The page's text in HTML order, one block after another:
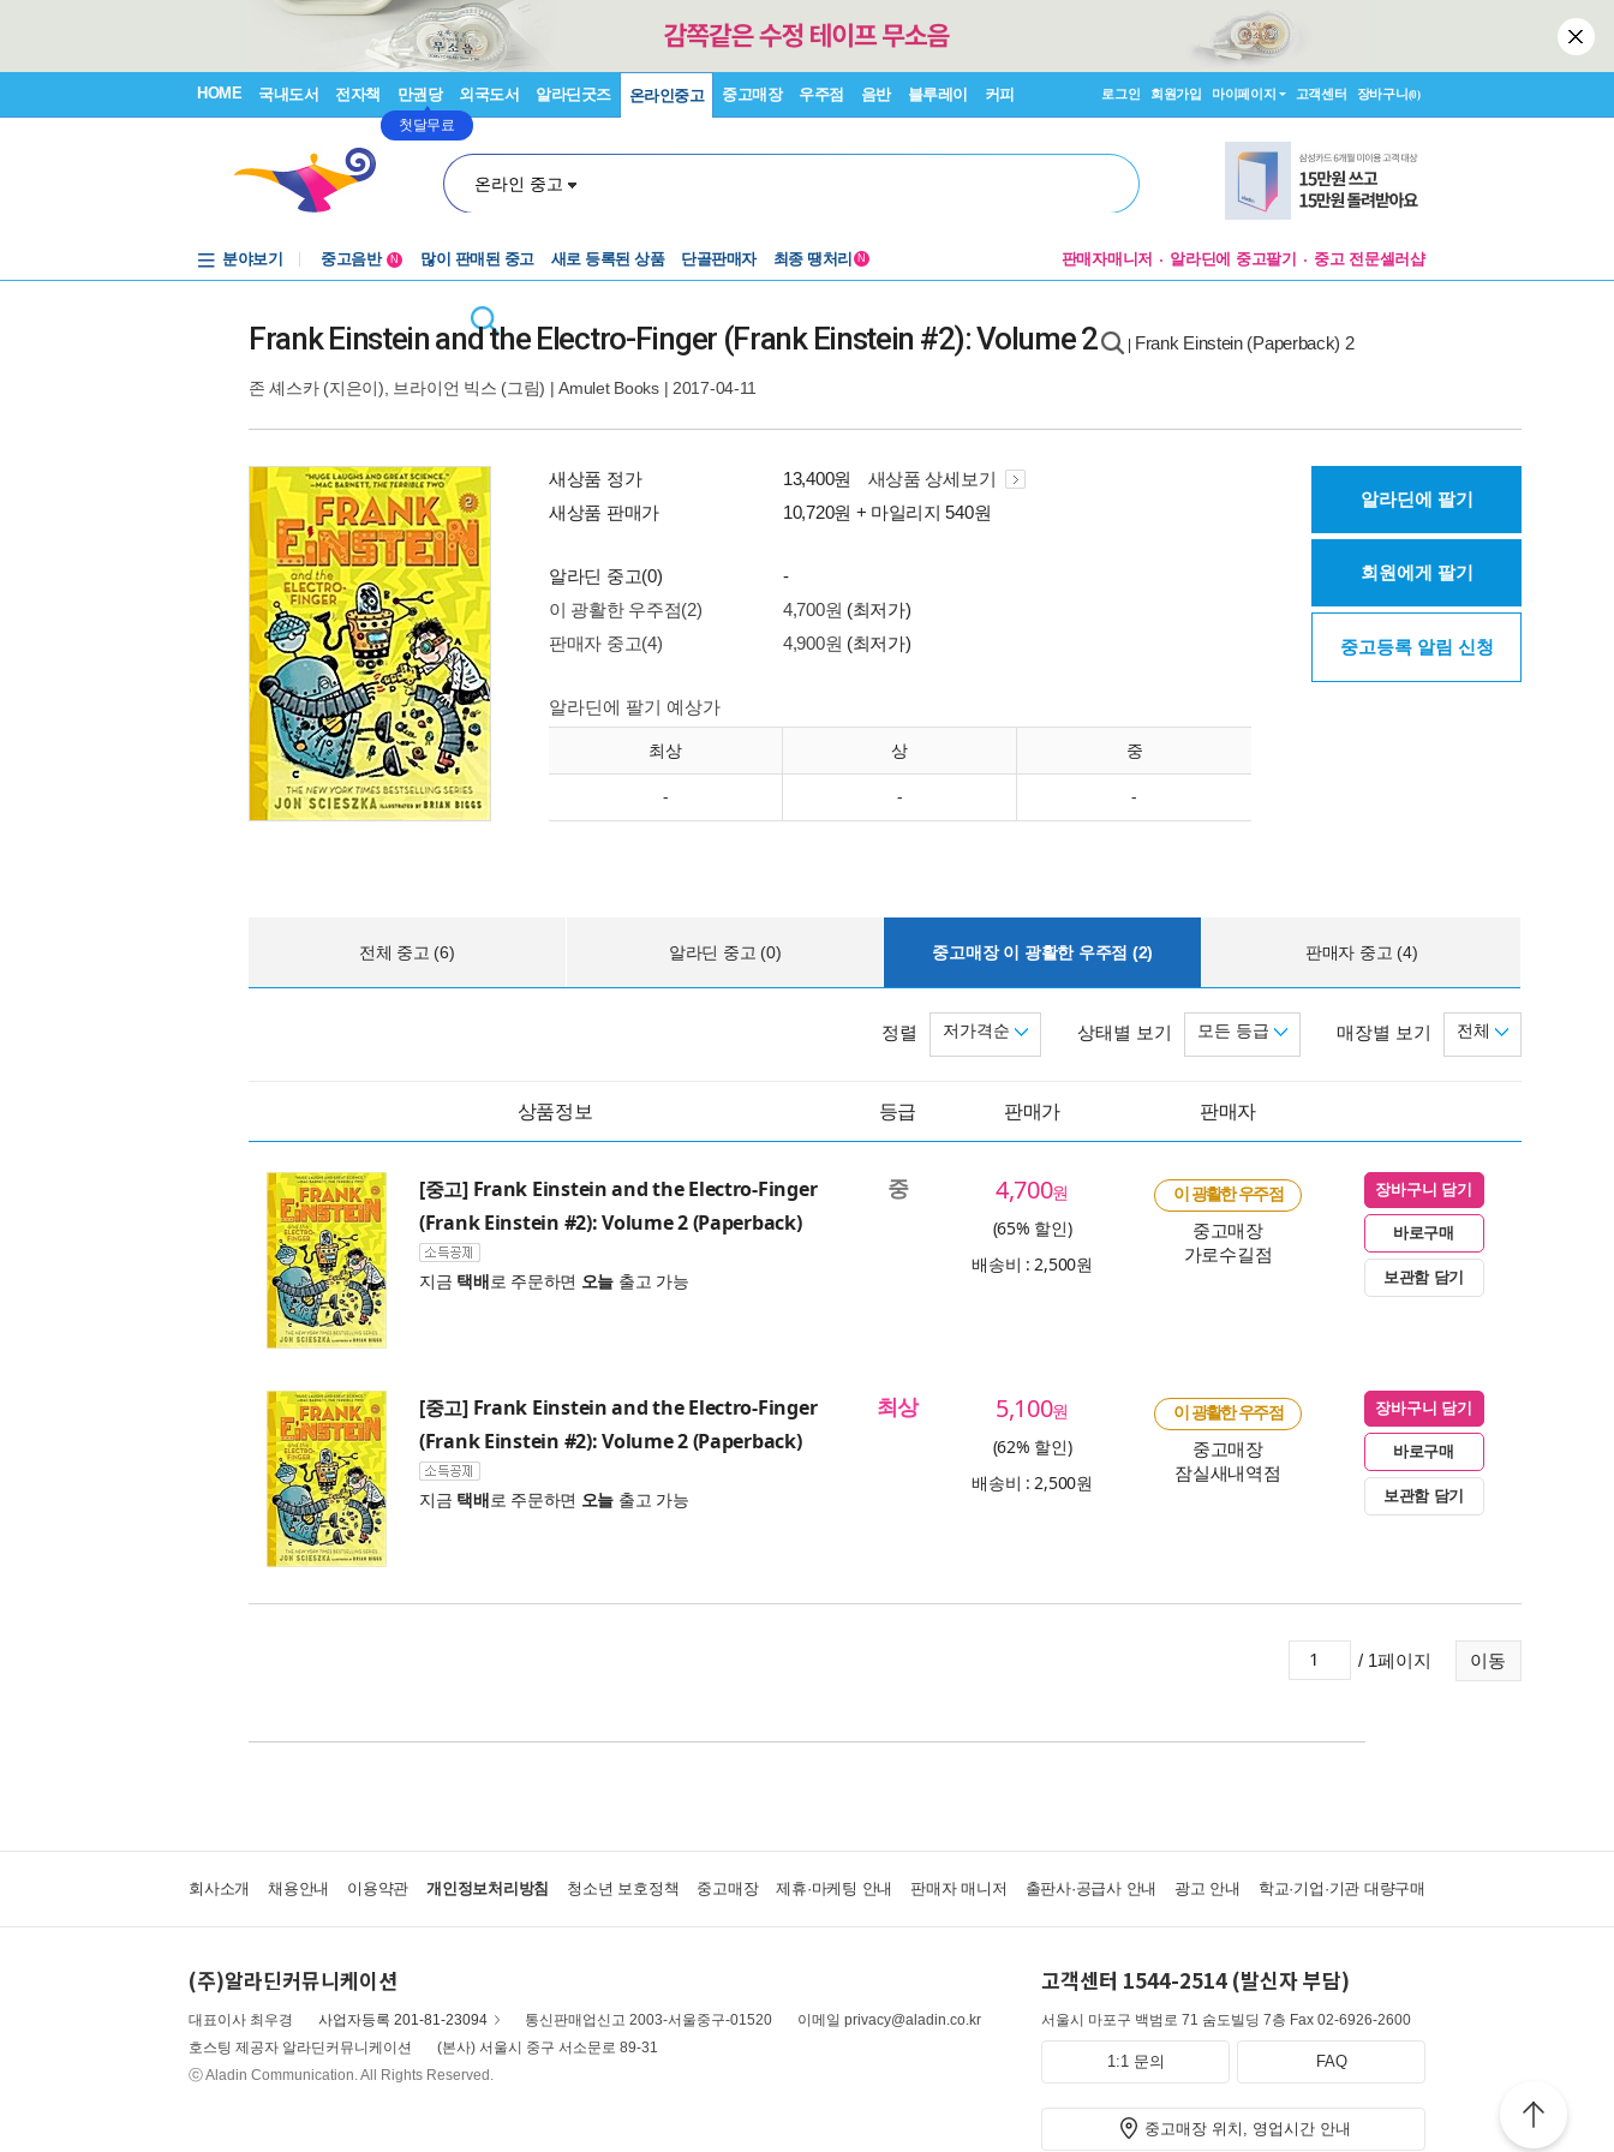
HOME 국내도서 전자책 만권당
첫달무료
외국도서 알라딘굿즈 온라인중고 중고매장 우주점 음반 블루레이 커피 로그인 회원가입 마이페이지 고객센터 장바구니(0)
온라인 중고
분야보기
중고음반
N 많이 판매된 중고 새로 등록된 상품 단골판매자 최종 땡처리 N 판매자매니저 알라딘에 중고팔기 중고 전문셀러샵
Frank Einstein and the Electro-Finger (Frank Einstein #2): Volume 2 Frank Einstein (Paperback) 2
존 셰스카(지은이), 브라이언 빅스 (그림) |Amulet Books| 2017-04-11
새상품 정가 13,400원
새상품 상세보기
새상품 판매가
10,720원 + 마일리지 540원
알라딘 중고(0)
-
이 광활한 우주점(2)
4,700원 (최저가)
판매자 중고(4)
4,900원 (최저가)
알라딘에 팔기 예상가
최상 상 중
- - -
알라딘에 팔기
회원에게 팔기
중고등록 알림 신청
전체 중고 (6) 알라딘 중고 (0) 중고매장 이 광활한 우주점 (2) 판매자 중고 (4)
매장별 보기 전체
상태별 보기 모든 등급
정렬 저가격순
상품정보 등급 판매가 판매자
[중고] Frank Einstein and the Electro-Finger
(Frank Einstein #2): Volume 2 (Paperback)
지금 택배로 주문하면 오늘 출고 가능
중 4,700원
(65% 할인)
배송비 : 2,500원
이 광활한 우주점
중고매장
가로수길점
장바구니 담기
바로구매
보관함 담기
[중고] Frank Einstein and the Electro-Finger
(Frank Einstein #2): Volume 2 (Paperback)
지금 택배로 주문하면 오늘 출고 가능
최상 5,100원
(62% 할인)
배송비 : 2,500원
이 광활한 우주점
중고매장
잠실새내역점
장바구니 담기
바로구매
보관함 담기
이동
/ 1페이지
회사소개 채용안내 이용약관 개인정보처리방침 청소년 보호정책 중고매장 제휴·마케팅 안내 판매자 매니저 출판사·공급사 안내 광고 안내 학교·기업·기관 대량구매
(주)알라딘커뮤니케이션
대표이사 최우경 사업자등록 201-81-23094 통신판매업신고 2003-서울중구-01520
이메일 privacy@aladin.co.kr
호스팅 제공자 알라딘커뮤니케이션
(본사) 서울시 중구 서소문로 89-31
ⓒ Aladin Communication. All Rights Reserved.
고객센터 1544-2514 (발신자 부담)
서울시 마포구 백범로 71 숨도빌딩 7층 Fax 02-6926-2600
1:1 문의 FAQ
중고매장 위치, 영업시간 안내